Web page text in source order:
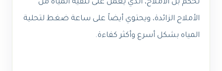
تحكم بل الأملاح، الذي يعمل على تنقية المياه من
الأملاح الزائدة، ويحتوي أيضاً على ساعة ضغط لتحلية
المياه بشكل أسرع وأكثر كفاءة.